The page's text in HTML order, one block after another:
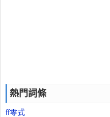
熱門詞條
ff零式